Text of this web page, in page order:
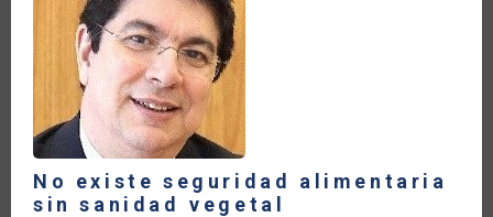
No existe seguridad alimentaria
sin sanidad vegetal